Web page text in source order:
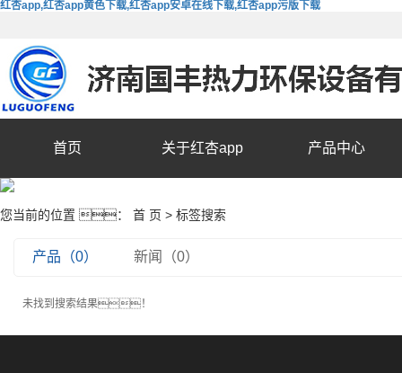
红杏app,红杏app黄色下载,红杏app安卓在线下载,红杏app污版下载
首页 关于红杏app 产品中心
您当前的位置 ： 首 页 > 标签搜索
产品（0） 新闻（0）
未找到搜索结果！